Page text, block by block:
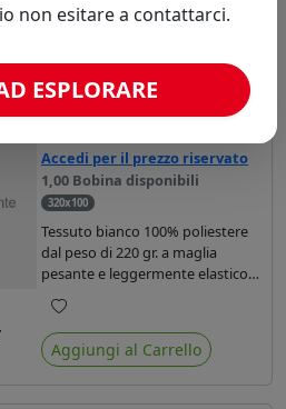
Accedi per il prezzo riservato
1,00 Bobina disponibili
320x100
Tessuto bianco 100% poliestere
dal peso di 220 gr. a maglia
pesante e leggermente elastico
adatto alla stampa sublimatica
diretta e indiretta, UV e latex.
Trattamento "creasless -
antipiega" per la realizzazione di
Preferiti
Aggiungi al Carrello
non esitare a contattarci.
ESPLORARE